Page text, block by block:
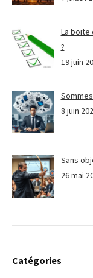
La boite
?
19 juin
8 juin
Sans
26 mai
Catégories